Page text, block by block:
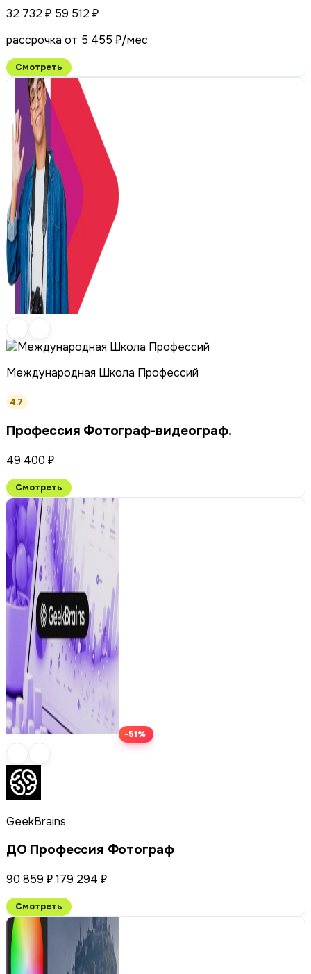
32 732 ₽ 59 512 ₽
рассрочка от 5 455 ₽/мес
Смотреть
Международная Школа Профессий
4.7
Профессия Фотограф-видеограф.
49 400 ₽
Смотреть
-51%
GeekBrains
ДО Профессия Фотограф
90 859 ₽179 294 ₽
Смотреть